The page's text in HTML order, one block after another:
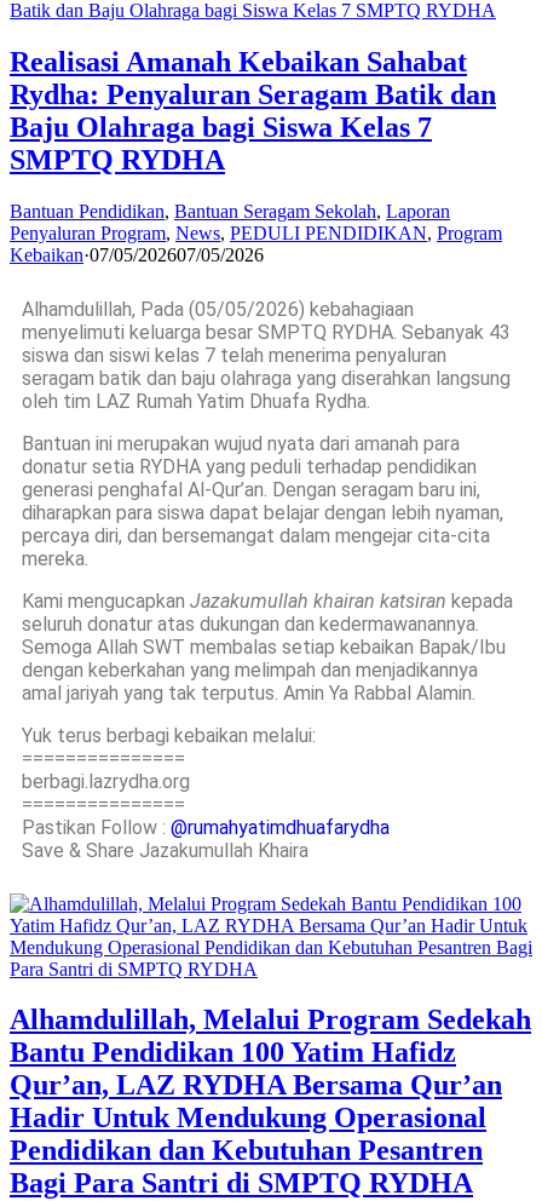
Realisasi Amanah Kebaikan Sahabat
Rydha: Penyaluran Seragam Batik dan
Baju Olahraga bagi Siswa Kelas 7
SMPTQ RYDHA
Bantuan Pendidikan, Bantuan Seragam Sekolah, Laporan
Penyaluran Program, News, PEDULI PENDIDIKAN, Program
Kebaikan·07/05/202607/05/2026
Alhamdulillah, Pada (05/05/2026) kebahagiaan
menyelimuti keluarga besar SMPTQ RYDHA. Sebanyak 43
siswa dan siswi kelas 7 telah menerima penyaluran
seragam batik dan baju olahraga yang diserahkan langsung
oleh tim LAZ Rumah Yatim Dhuafa Rydha.
Bantuan ini merupakan wujud nyata dari amanah para
donatur setia RYDHA yang peduli terhadap pendidikan
generasi penghafal Al-Qur’an. Dengan seragam baru ini,
diharapkan para siswa dapat belajar dengan lebih nyaman,
percaya diri, dan bersemangat dalam mengejar cita-cita
mereka.
Kami mengucapkan Jazakumullah khairan katsiran kepada
seluruh donatur atas dukungan dan kedermawanannya.
Semoga Allah SWT membalas setiap kebaikan Bapak/Ibu
dengan keberkahan yang melimpah dan menjadikannya
amal jariyah yang tak terputus. Amin Ya Rabbal Alamin.
Yuk terus berbagi kebaikan melalui:
===============
berbagi.lazrydha.org
===============
Pastikan Follow : @rumahyatimdhuafarydha
Save & Share Jazakumullah Khaira
Alhamdulillah, Melalui Program Sedekah
Bantu Pendidikan 100 Yatim Hafidz
Qur’an, LAZ RYDHA Bersama Qur’an
Hadir Untuk Mendukung Operasional
Pendidikan dan Kebutuhan Pesantren
Bagi Para Santri di SMPTQ RYDHA